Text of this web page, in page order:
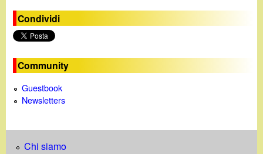
Condividi
Community
Guestbook
Newsletters
Chi siamo